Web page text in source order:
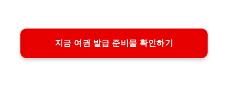
지금 여권 발급 준비물 확인하기